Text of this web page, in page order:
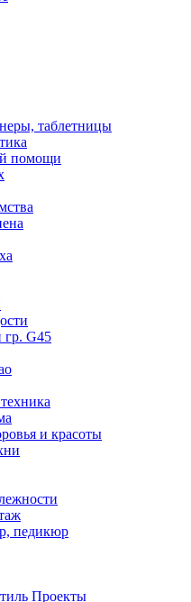
таблетницы
помощи
гр. G45
и красоты
педикюр
Проекты